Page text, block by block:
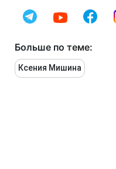
Больше по теме:
Ксения Мишина